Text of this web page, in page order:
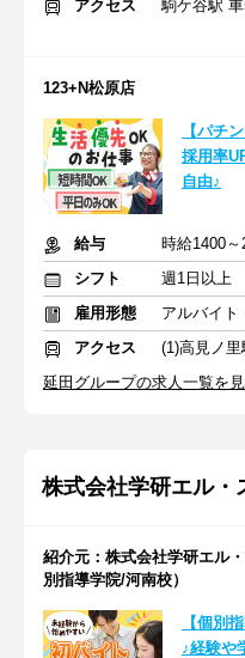
アクセス 駒ケ谷駅
123+N松原店
【パチ
採用率
自由♪
給与
時給1400
シフト
週1日以上
雇用形態
アルバイト
アクセス
(1)高見ノ
延田グループの求人一覧を
株式会社学研エル・
紹介元：株式会社学研エル
別指導学院/河南校）
【個別
♪経験や